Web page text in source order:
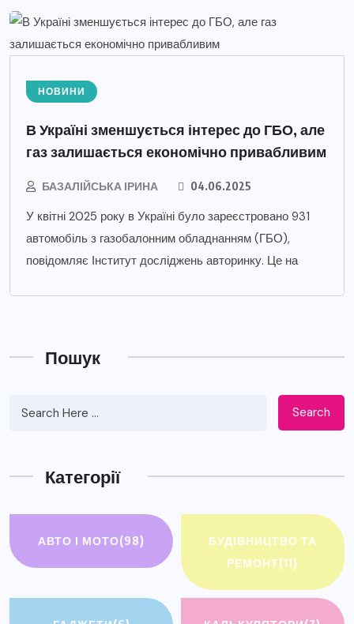
НОВИНИ
В Україні зменшується інтерес до ГБО, але
газ залишається економічно привабливим
БАЗАЛІЙСЬКА ІРИНА 04.06.2025
У квітні 2025 року в Україні було зареєстровано 931
автомобіль з газобалонним обладнанням (ГБО),
повідомляє Інститут досліджень авторинку. Це на
Пошук
Search
Категорії
АВТО І МОТО(98)
БУДІВНИЦТВО ТА
РЕМОНТ(11)